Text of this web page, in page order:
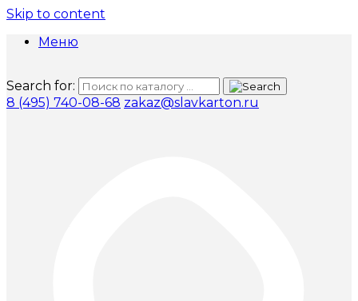
Skip to content
Меню
Search for:
8 (495) 740-08-68 zakaz@slavkarton.ru